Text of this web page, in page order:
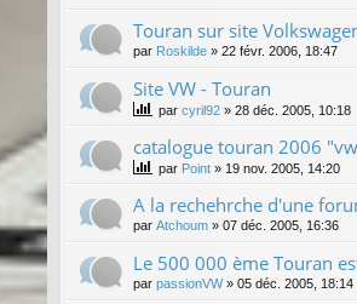
Touran sur site
par Roskilde » 22 févr. 2006, 18:47
Site VW - Touran
par cyril92 » 28 déc. 2005, 10:18
catalogue touran 2006
par Point » 19 nov. 2005, 14:20
A la rechehrche d'une
par Atchoum » 07 déc. 2005, 16:36
Le 500 000 ème Touran
par passionVW» 05 déc. 2005, 18:14